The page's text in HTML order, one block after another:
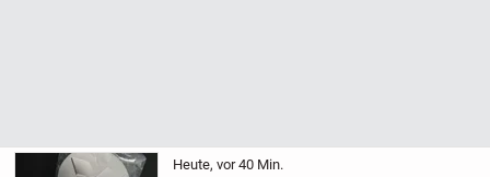
Heute, vor 40 Min.